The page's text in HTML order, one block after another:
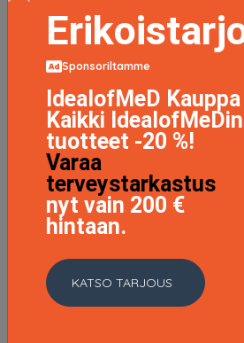
Sponsoriltamme
IdealofMeD Kauppa
Kaikki IdealofMeDin
tuotteet -20 %!
Varaa
terveystarkastus
nyt vain 200 €
hintaan.
KATSO TARJOUS